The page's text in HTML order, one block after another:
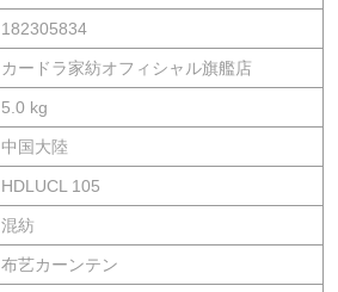
182305834
カードラ家紡オフィシャル旗艦店
5.0 kg
中国大陸
HDLUCL 105
混紡
布艺カーンテン